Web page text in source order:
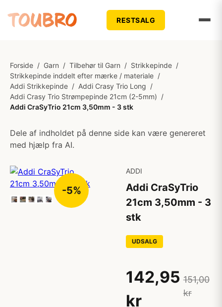
RESTSALG
Forside / Garn / Tilbehør til Garn / Strikkepinde /
Strikkepinde inddelt efter mærke / materiale /
Addi Strikkepinde / Addi Crasy Trio Long /
Addi Crasy Trio Strømpepinde 21cm (2-5mm) /
Addi CraSyTrio 21cm 3,50mm - 3 stk
Dele af indholdet på denne side kan være genereret
med hjælp fra AI.
-5%
ADDI
Addi CraSyTrio
21cm 3,50mm - 3
stk
UDSALG
142,95
kr
151,00
kr